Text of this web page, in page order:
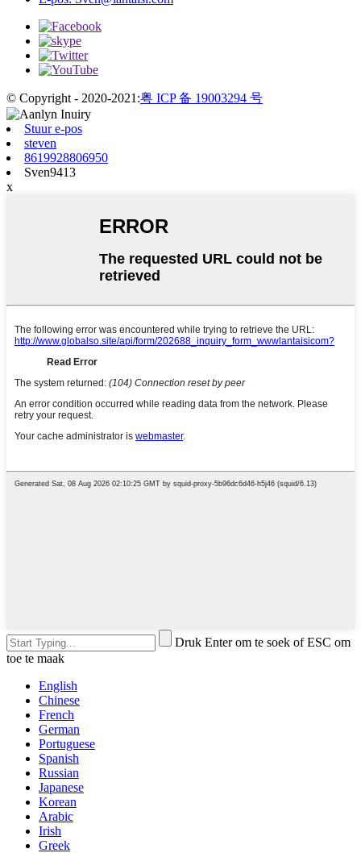
© Copyright - 2020-2021:粤 ICP 备 19003294 号
Stuur e-pos
steven
8619928806950
Sven9413
x
Druk Enter om te soek of ESC om
toe te maak
English
Chinese
French
German
Portuguese
Spanish
Russian
Japanese
Korean
Arabic
Irish
Greek